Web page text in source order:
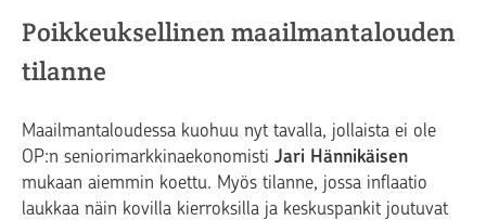
Poikkeuksellinen maailmantalouden
tilanne
Maailmantaloudessa kuohuu nyt tavalla, jollaista ei ole
OP:n seniorimarkkinaekonomisti Jari Hännikäisen
mukaan aiemmin koettu. Myös tilanne, jossa inflaatio
laukkaa näin kovilla kierroksilla ja keskuspankit joutuvat